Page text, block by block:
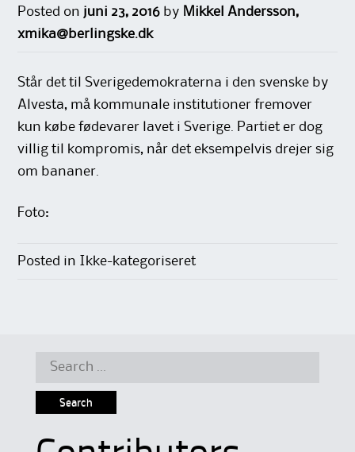
Posted on juni 23, 2016 by Mikkel Andersson,
xmika@berlingske.dk
Står det til Sverigedemokraterna i den svenske by
Alvesta, må kommunale institutioner fremover
kun købe fødevarer lavet i Sverige. Partiet er dog
villig til kompromis, når det eksempelvis drejer sig
om bananer.
Foto:
Posted in Ikke-kategoriseret
Search